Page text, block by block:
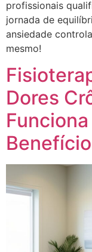
profissionais
jornada de
ansiedade
mesmo!
Dores